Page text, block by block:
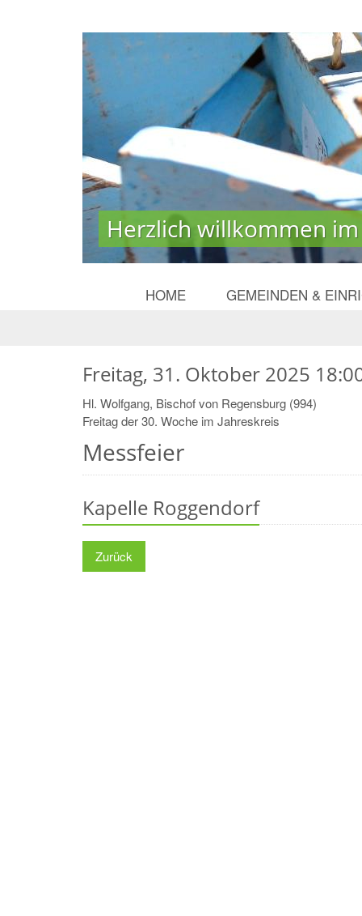
Herzlich willkommen
Herzlich willkommen
HOME GEMEINDEN &
Messfeier
Freitag, 31. Oktober 2025
Hl. Wolfgang, Bischof von Regensburg (994)
Freitag der 30. Woche im Jahreskreis
Kapelle Roggendorf
Zurück